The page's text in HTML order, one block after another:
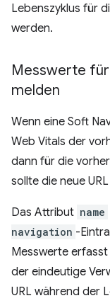
Lebenszyklus für
werden.
Messwerte
melden
Wenn eine Soft
Web Vitals der
dann für die
sollte die neue
Das Attribut name
navigation -
Messwerte
der eindeutige
URL während der